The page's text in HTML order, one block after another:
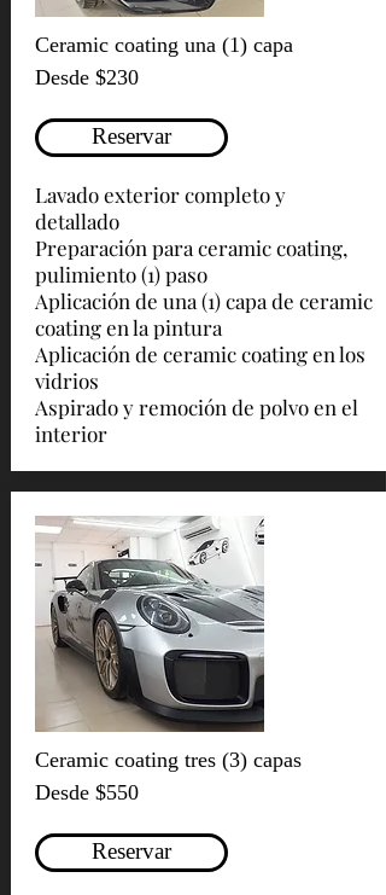
Ceramic coating una (1) capa
Desde $230
Reservar
Lavado exterior completo y
detallado
Preparación para ceramic coating,
pulimiento (1) paso
Aplicación de una (1) capa de ceramic
coating en la pintura
Aplicación de ceramic coating en los
vidrios
Aspirado y remoción de polvo en el
interior
Ceramic coating tres (3) capas
Desde $550
Reservar